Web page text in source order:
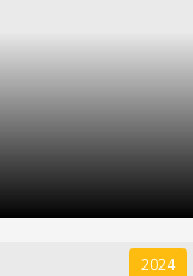
2024